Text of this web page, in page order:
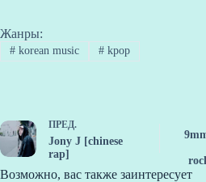
Жанры:
#korean music #kpop
ПРЕД.
Jony J [chinese
rap]
Возможно, вас также заинтересует